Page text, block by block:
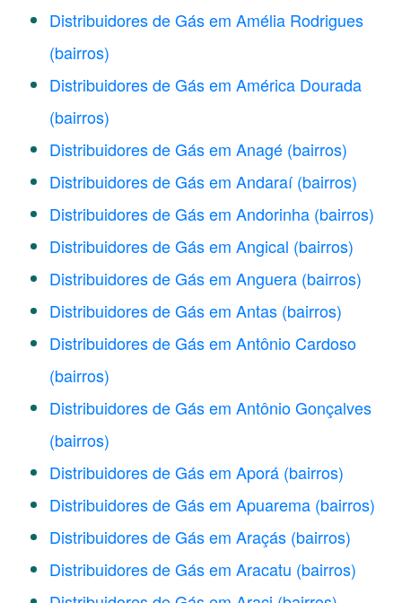
Distribuidores de Gás em Amélia Rodrigues
(bairros)
Distribuidores de Gás em América Dourada
(bairros)
Distribuidores de Gás em Anagé (bairros)
Distribuidores de Gás em Andaraí (bairros)
Distribuidores de Gás em Andorinha (bairros)
Distribuidores de Gás em Angical (bairros)
Distribuidores de Gás em Anguera (bairros)
Distribuidores de Gás em Antas (bairros)
Distribuidores de Gás em Antônio Cardoso
(bairros)
Distribuidores de Gás em Antônio Gonçalves
(bairros)
Distribuidores de Gás em Aporá (bairros)
Distribuidores de Gás em Apuarema (bairros)
Distribuidores de Gás em Araçás (bairros)
Distribuidores de Gás em Aracatu (bairros)